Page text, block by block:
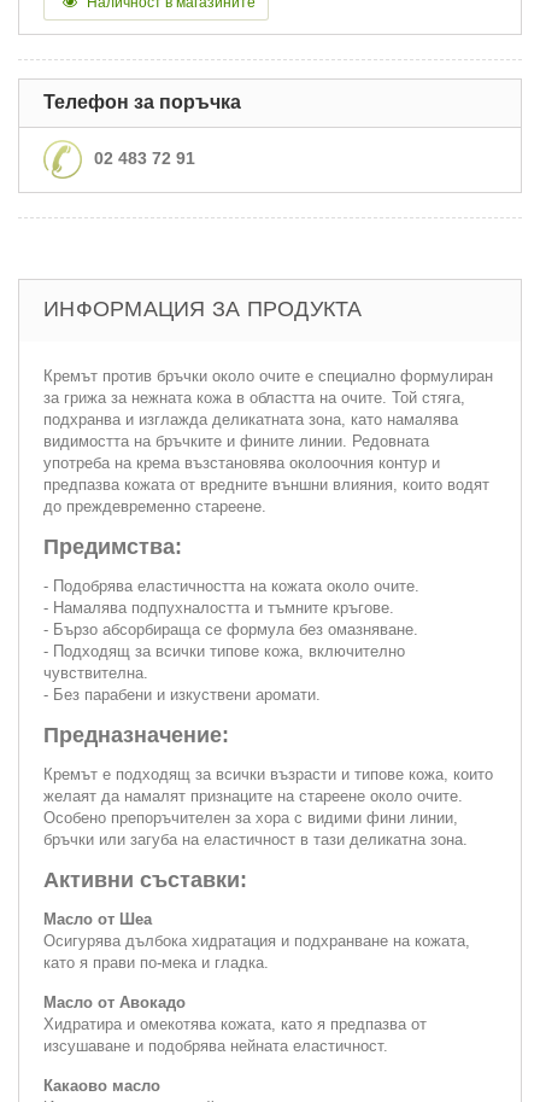
Телефон за поръчка
02 483 72 91
ИНФОРМАЦИЯ ЗА ПРОДУКТА
Кремът против бръчки около очите е специално формулиран
за грижа за нежната кожа в областта на очите. Той стяга,
подхранва и изглажда деликатната зона, като намалява
видимостта на бръчките и фините линии. Редовната
употреба на крема възстановява околоочния контур и
предпазва кожата от вредните външни влияния, които водят
до преждевременно стареене.
Предимства:
- Подобрява еластичността на кожата около очите.
- Намалява подпухналостта и тъмните кръгове.
- Бързо абсорбираща се формула без омазняване.
- Подходящ за всички типове кожа, включително
чувствителна.
- Без парабени и изкуствени аромати.
Предназначение:
Кремът е подходящ за всички възрасти и типове кожа, които
желаят да намалят признаците на стареене около очите.
Особено препоръчителен за хора с видими фини линии,
бръчки или загуба на еластичност в тази деликатна зона.
Активни съставки:
Масло от Шеа
Осигурява дълбока хидратация и подхранване на кожата,
като я прави по-мека и гладка.
Масло от Авокадо
Хидратира и омекотява кожата, като я предпазва от
изсушаване и подобрява нейната еластичност.
Какаово масло